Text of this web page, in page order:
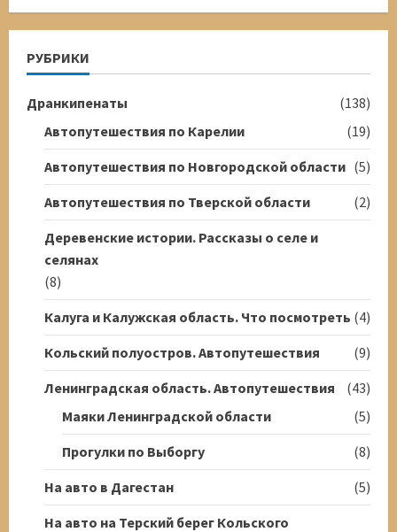
РУБРИКИ
Дранкипенаты
(138)
Автопутешествия по Карелии
(19)
Автопутешествия по Новгородской области (5)
Автопутешествия по Тверской области
(2)
Деревенские истории. Рассказы о селе и
селянах
(8)
Калуга и Калужская область. Что посмотреть (4)
Кольский полуостров. Автопутешествия
(9)
Ленинградская область. Автопутешествия
(43)
Маяки Ленинградской области
(5)
Прогулки по Выборгу
(8)
На авто в Дагестан
(5)
На авто на Терский берег Кольского